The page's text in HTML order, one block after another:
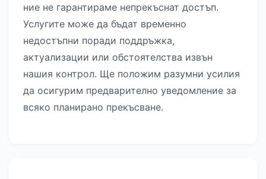
ние не гарантираме непрекъснат достъп.
Услугите може да бъдат временно
недостъпни поради поддръжка,
актуализации или обстоятелства извън
нашия контрол. Ще положим разумни усилия
да осигурим предварително уведомление за
всяко планирано прекъсване.